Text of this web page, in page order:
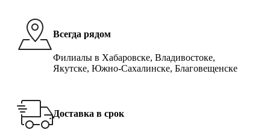
Всегда рядом
Филиалы в Хабаровске, Владивостоке,
Якутске, Южно-Сахалинске, Благовещенске
Доставка в срок